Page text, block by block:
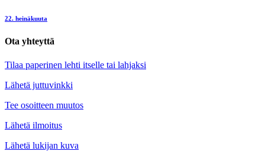
22. heinäkuuta
Ota yhteyttä
Tilaa paperinen lehti itselle tai lahjaksi
Lähetä juttuvinkki
Tee osoitteen muutos
Lähetä ilmoitus
Lähetä lukijan kuva